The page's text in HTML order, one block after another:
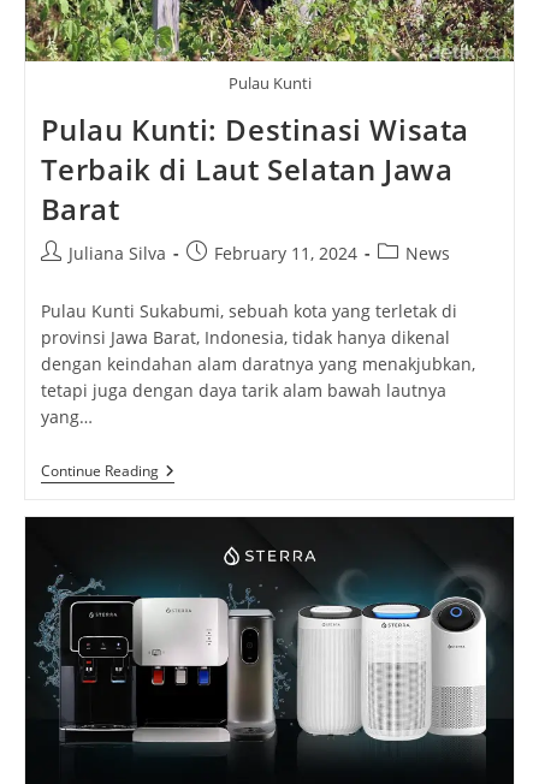
Pulau Kunti
Pulau Kunti: Destinasi Wisata
Terbaik di Laut Selatan Jawa
Barat
PostJuliana Silva
PostFebruary 11, 2024
PostNews
Pulau Kunti Sukabumi, sebuah kota yang terletak di
provinsi Jawa Barat, Indonesia, tidak hanya dikenal
dengan keindahan alam daratnya yang menakjubkan,
tetapi juga dengan daya tarik alam bawah lautnya
yang…
Continue ReadingPulau
Kunti:
Selatan
Barat